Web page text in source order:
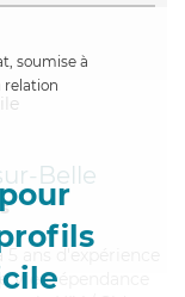
soumise à
relation
Belle
ans d'expérience
Vie Dépendance